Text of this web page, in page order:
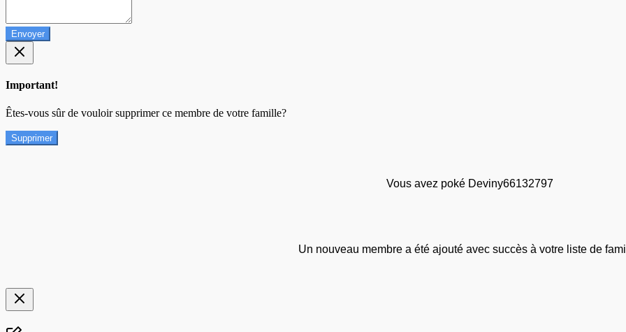
Envoyer
Important!
Êtes-vous sûr de vouloir supprimer ce membre de votre famille?
Supprimer
Vous avez poké Deviny66132797
Un nouveau membre a été ajouté avec succès à votre liste de